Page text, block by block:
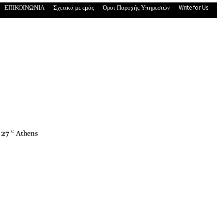
ΕΠΙΚΟΙΝΩΝΙΑ Σχετικά με εμάς Όροι Παροχής Υπηρεσιών Write for Us
27 C Athens